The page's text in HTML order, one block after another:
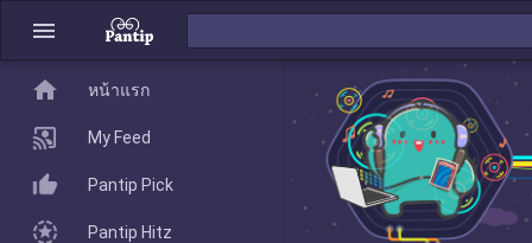
menu
home
home หน้าแรก
My Feed
Pantip Pick
Pantip Hitz